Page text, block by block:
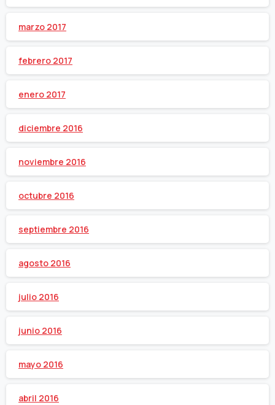
marzo 2017
febrero 2017
enero 2017
diciembre 2016
noviembre 2016
octubre 2016
septiembre 2016
agosto 2016
julio 2016
junio 2016
mayo 2016
abril 2016